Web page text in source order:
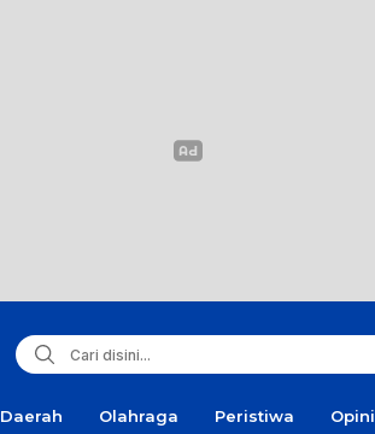
Daerah Olahraga Peristiwa Opini